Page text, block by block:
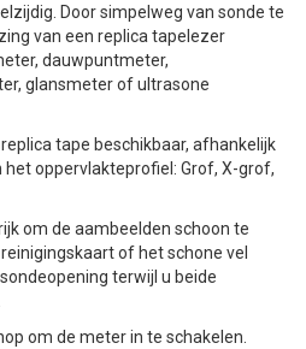
Door simpelweg van sonde te
van een replica tapelezer
dauwpuntmeter,
glansmeter of ultrasone
tape beschikbaar, afhankelijk
oppervlakteprofiel: Grof, X-grof,
om de aambeelden schoon te
of het schone vel
terwijl u beide
om de meter in te schakelen.